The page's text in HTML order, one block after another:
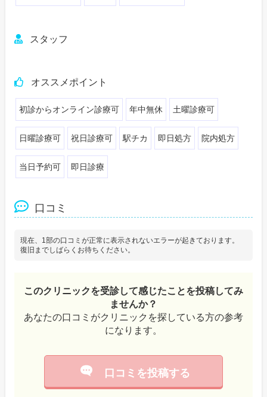
スタッフ
オススメポイント
初診からオンライン診療可 年中無休 土曜診療可
日曜診療可 祝日診療可 駅チカ 即日処方 院内処方
当日予約可 即日診療
口コミ
現在、1部の口コミが正常に表示されないエラーが起きております。
復旧までしばらくお待ちください。
このクリニックを受診して感じたことを投稿してみ
ませんか？
あなたの口コミがクリニックを探している方の参考
になります。
口コミを投稿する